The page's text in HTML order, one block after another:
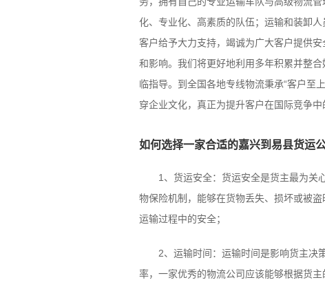
化、专业化、高素质的队伍；运输和装卸
客户给予大力支持，竭诚为广大客户提供
和影响。我们将更好地利用多年积累并整
临指导。到全国各地专线物流秉承“客户至
穿企业文化，真正为提升客户在国际竞争中
如何选择一家合适的嘉兴到易县货运
1、货运安全：货运安全是货主最为关心
物保险机制，能够在货物丢失、损坏或被
运输过程中的安全；
2、运输时间：运输时间是影响货主决策
率，一家优秀的物流公司应该能够根据货